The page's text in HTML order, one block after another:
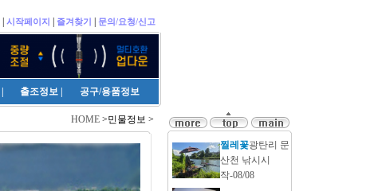
시작페이지 즐겨찾기 문의/요청/신고
출조정보 공구/용품정보
HOME>민물정보 >
찔레꽃광탄리 문
산천 낚시시
작-08/08